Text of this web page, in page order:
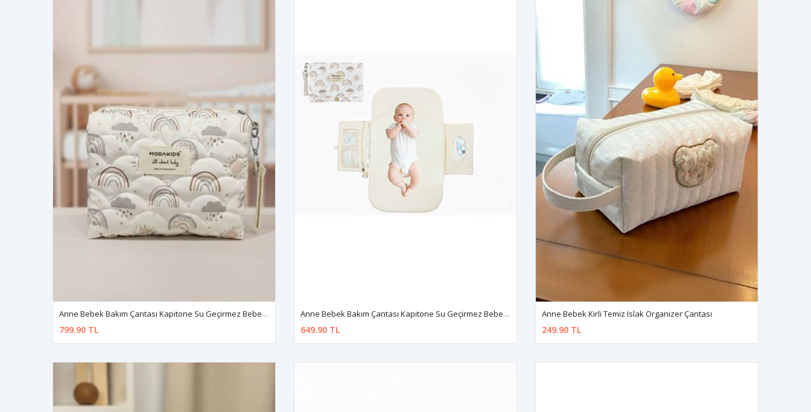
Anne Bebek Bakım Çantası Kapitone Su Geçirmez Bebek Arabası Organizer Düzenleyici Stroller Bag
799.90 TL
Anne Bebek Bakım Çantası Kapitone Su Geçirmez Bebek Arabası Organizer Düzenleyici Stroller Bag
649.90 TL
Anne Bebek Kirli Temiz Islak Organizer Çantası
249.90 TL